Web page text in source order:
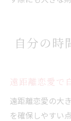
自分の時
遠距離恋愛で
遠距離恋愛の大
を確保しやすい